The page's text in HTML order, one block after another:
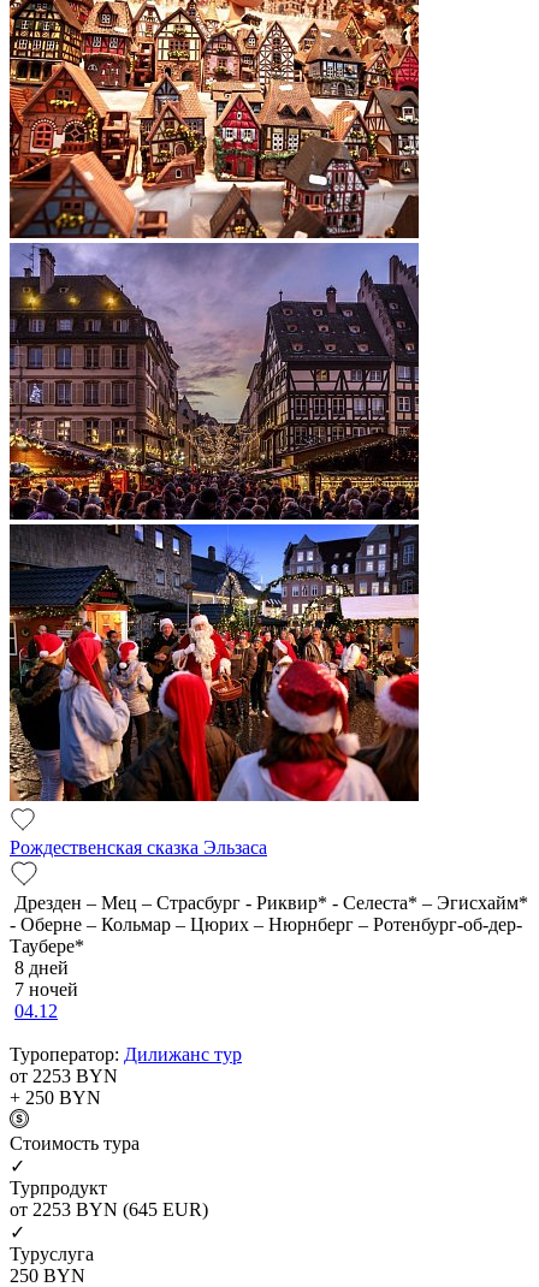
Рождественская сказка Эльзаса
Дрезден – Мец – Страсбург - Риквир* - Селеста* – Эгисхайм*
- Оберне – Кольмар – Цюрих – Нюрнберг – Ротенбург-об-дер-
Таубере*
8 дней
7 ночей
04.12
Туроператор: Дилижанс тур
от 2253 BYN
+ 250 BYN
Cтоимость тура
✓
Турпродукт
от 2253 BYN (645 EUR)
✓
Туруслуга
250 BYN